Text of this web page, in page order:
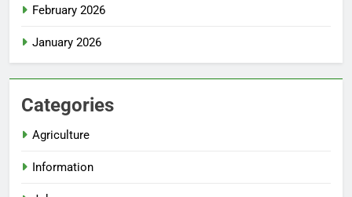
February 2026
January 2026
Categories
Agriculture
Information